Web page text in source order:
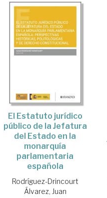
El Estatuto jurídico
público de la Jefatura
del Estado en la
monarquía
parlamentaria
española
Rodríguez-Drincourt
Álvarez, Juan